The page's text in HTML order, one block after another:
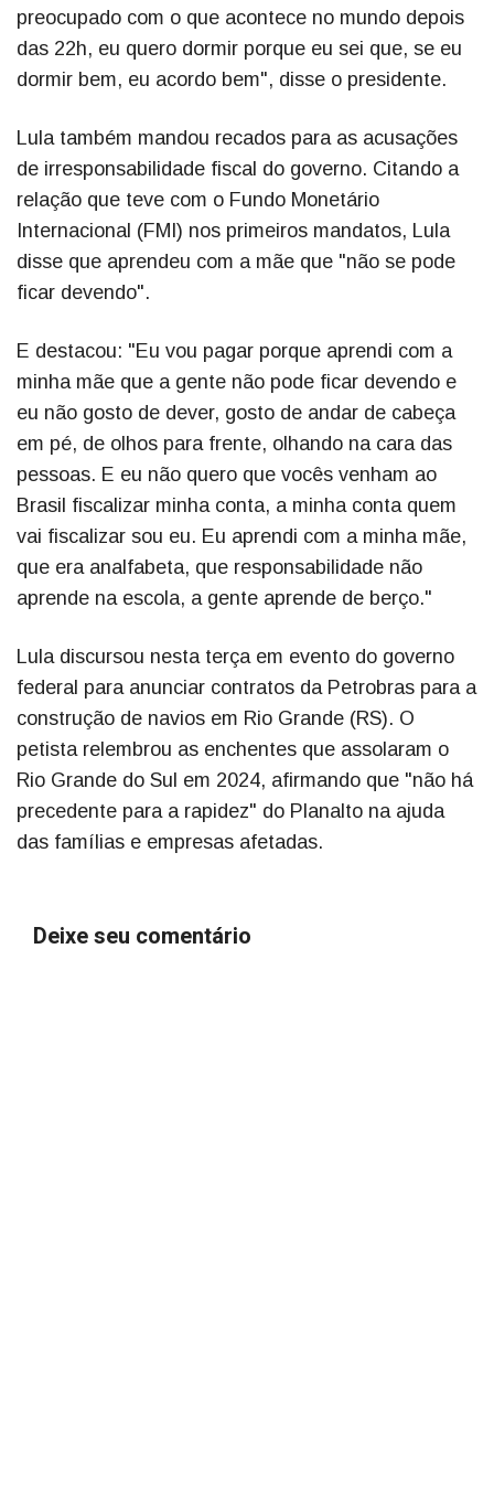
preocupado com o que acontece no mundo depois
das 22h, eu quero dormir porque eu sei que, se eu
dormir bem, eu acordo bem", disse o presidente.
Lula também mandou recados para as acusações
de irresponsabilidade fiscal do governo. Citando a
relação que teve com o Fundo Monetário
Internacional (FMI) nos primeiros mandatos, Lula
disse que aprendeu com a mãe que "não se pode
ficar devendo".
E destacou: "Eu vou pagar porque aprendi com a
minha mãe que a gente não pode ficar devendo e
eu não gosto de dever, gosto de andar de cabeça
em pé, de olhos para frente, olhando na cara das
pessoas. E eu não quero que vocês venham ao
Brasil fiscalizar minha conta, a minha conta quem
vai fiscalizar sou eu. Eu aprendi com a minha mãe,
que era analfabeta, que responsabilidade não
aprende na escola, a gente aprende de berço."
Lula discursou nesta terça em evento do governo
federal para anunciar contratos da Petrobras para a
construção de navios em Rio Grande (RS). O
petista relembrou as enchentes que assolaram o
Rio Grande do Sul em 2024, afirmando que "não há
precedente para a rapidez" do Planalto na ajuda
das famílias e empresas afetadas.
Deixe seu comentário